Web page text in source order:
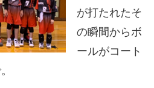
が打たれたそ
の瞬間からボ
ールがコート